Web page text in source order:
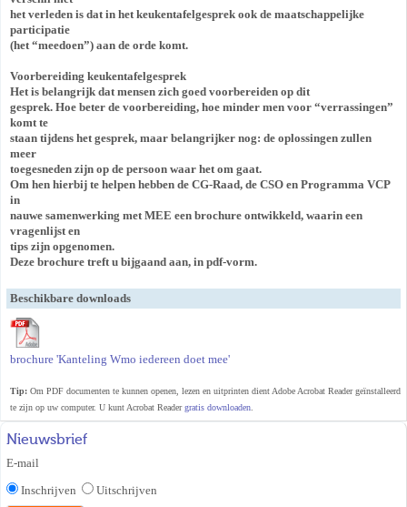
het verleden is dat in het keukentafelgesprek ook de maatschappelijke
participatie
(het “meedoen”) aan de orde komt.
Voorbereiding keukentafelgesprek
Het is belangrijk dat mensen zich goed voorbereiden op dit
gesprek. Hoe beter de voorbereiding, hoe minder men voor “verrassingen”
komt te
staan tijdens het gesprek, maar belangrijker nog: de oplossingen zullen
meer
toegesneden zijn op de persoon waar het om gaat.
Om hen hierbij te helpen hebben de CG-Raad, de CSO en Programma VCP
in
nauwe samenwerking met MEE een brochure ontwikkeld, waarin een
vragenlijst en
tips zijn opgenomen.
Deze brochure treft u bijgaand aan, in pdf-vorm.
Beschikbare downloads
brochure 'Kanteling Wmo iedereen doet mee'
Tip: Om PDF documenten te kunnen openen, lezen en uitprinten dient Adobe Acrobat Reader geïnstalleerd
te zijn op uw computer. U kunt Acrobat Readergratis downloaden
Nieuwsbrief
E-mail
Inschrijven
Uitschrijven